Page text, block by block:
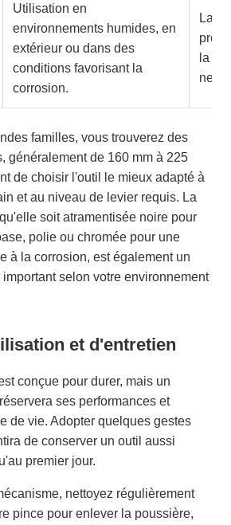
Utilisation en
environnements humides, en
extérieur ou dans des
conditions favorisant la
corrosion.
La
la
familles, vous trouverez des
généralement de 160 mm à 225
de choisir l'outil le mieux adapté à
et au niveau de levier requis. La
soit atramentisée noire pour
polie ou chromée pour une
à la corrosion, est également un
selon votre environnement
et d'entretien
conçue pour durer, mais un
ses performances et
de vie. Adopter quelques gestes
de conserver un outil aussi
premier jour.
nettoyez régulièrement
pince pour enlever la poussière,